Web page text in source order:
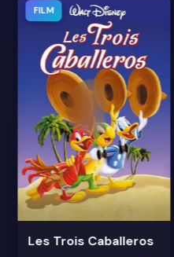
FILM
Les Trois Caballeros